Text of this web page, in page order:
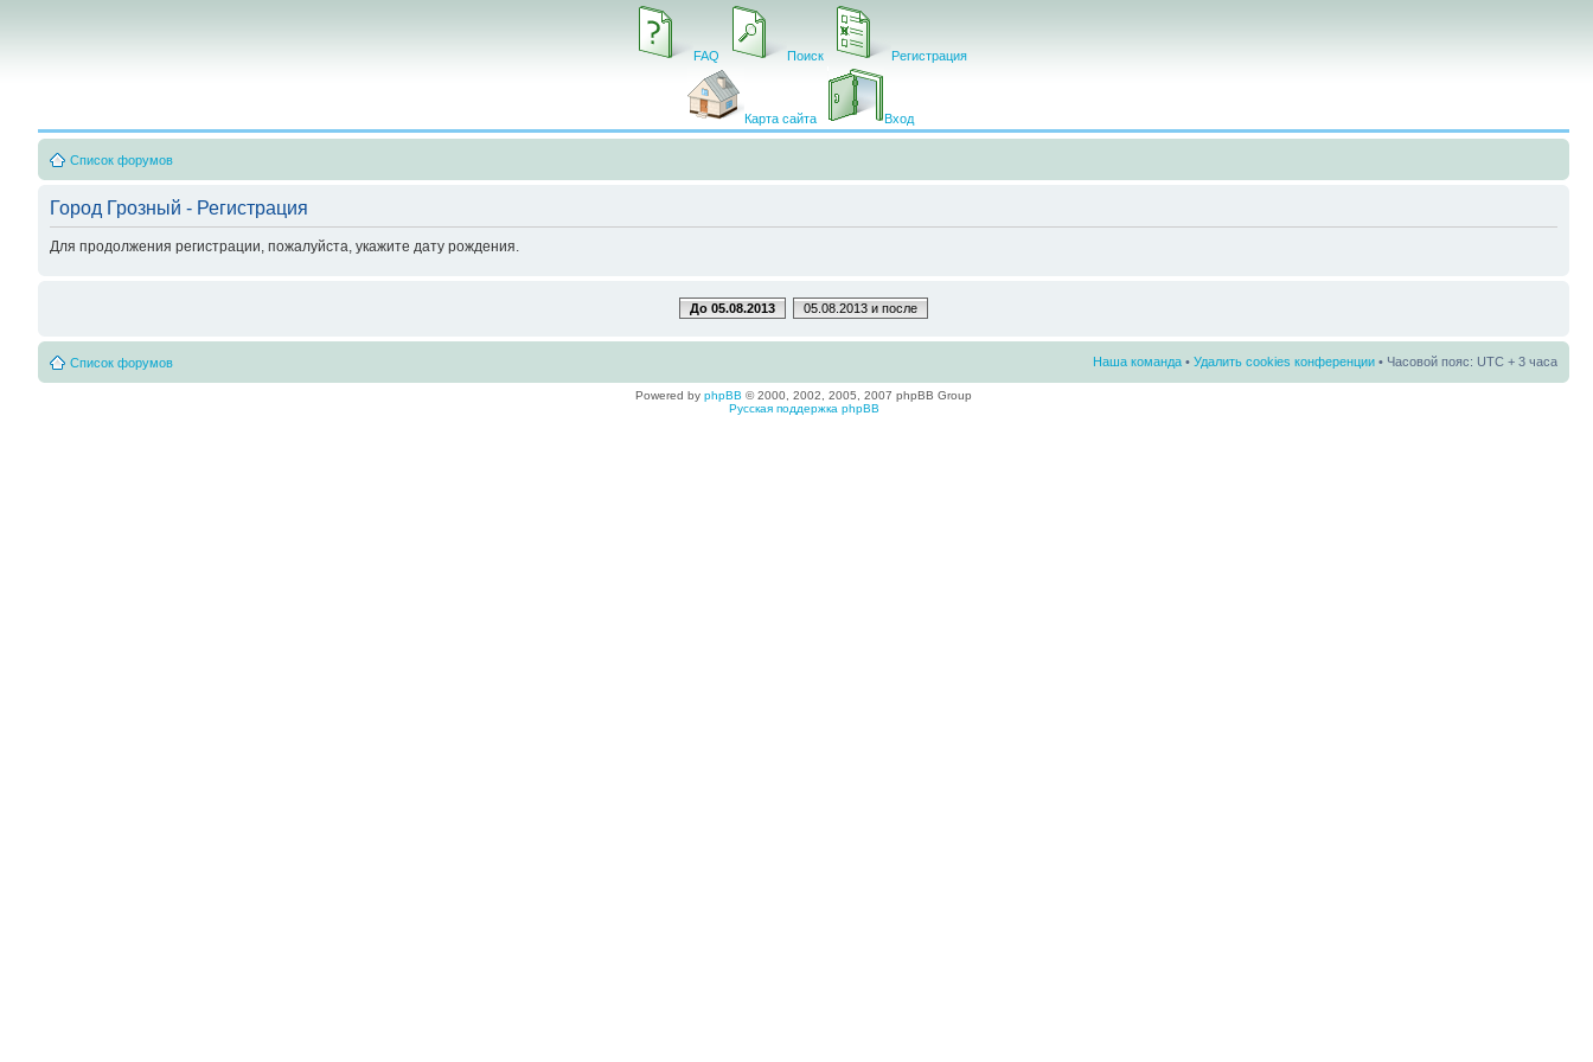
FAQ Поиск Регистрация
Карта сайта Вход
Список форумов
Город Грозный - Регистрация
Для продолжения регистрации, пожалуйста, укажите дату рождения.
До 05.08.2013 05.08.2013 и после
Список форумов Наша команда • Удалить cookies конференции • Часовой пояс: UTC + 3 часа
Powered by phpBB © 2000, 2002, 2005, 2007 phpBB Group
Русская поддержка phpBB